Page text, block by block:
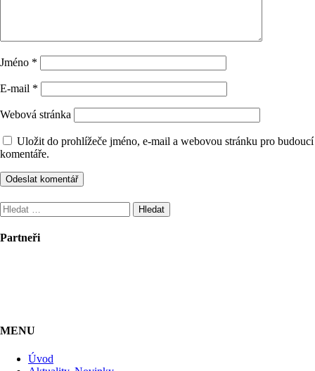
Jméno *
E-mail *
Webová stránka
Uložit do prohlížeče jméno, e-mail a webovou stránku pro budoucí
komentáře.
Vyhledávání
Partneři
MENU
Úvod